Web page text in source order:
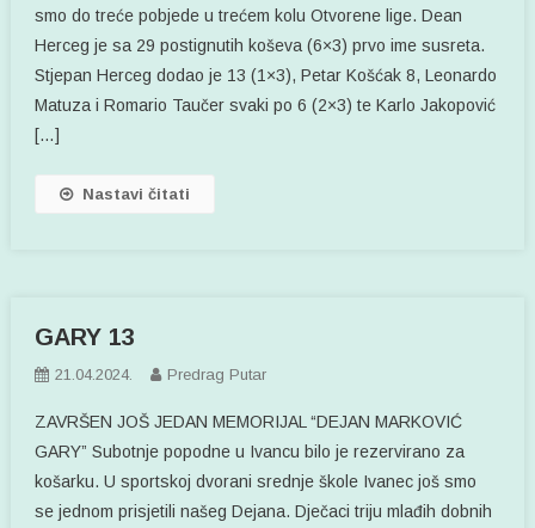
smo do treće pobjede u trećem kolu Otvorene lige. Dean
Herceg je sa 29 postignutih koševa (6×3) prvo ime susreta.
Stjepan Herceg dodao je 13 (1×3), Petar Košćak 8, Leonardo
Matuza i Romario Taučer svaki po 6 (2×3) te Karlo Jakopović
[…]
Nastavi čitati
GARY 13
21.04.2024. Predrag Putar
ZAVRŠEN JOŠ JEDAN MEMORIJAL “DEJAN MARKOVIĆ
GARY” Subotnje popodne u Ivancu bilo je rezervirano za
košarku. U sportskoj dvorani srednje škole Ivanec još smo
se jednom prisjetili našeg Dejana. Dječaci triju mlađih dobnih